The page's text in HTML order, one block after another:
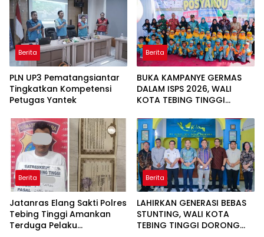
Berita
PLN UP3 Pematangsiantar
Tingkatkan Kompetensi
Petugas Yantek
Berita
BUKA KAMPANYE GERMAS
DALAM ISPS 2026, WALI
KOTA TEBING TINGGI
STUNTING
Berita
Jatanras Elang Sakti Polres
Tebing Tinggi Amankan
Terduga Pelaku
Berita
LAHIRKAN GENERASI BEBAS
STUNTING, WALI KOTA
TEBING TINGGI DORONG